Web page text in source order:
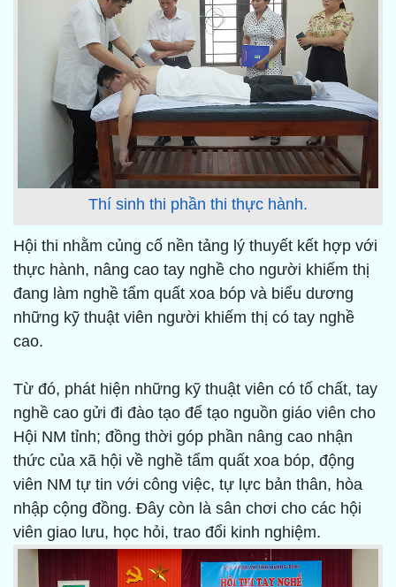
Thí sinh thi phần thi thực hành.
Hội thi nhằm củng cố nền tảng lý thuyết kết hợp với
thực hành, nâng cao tay nghề cho người khiếm thị
đang làm nghề tẩm quất xoa bóp và biểu dương
những kỹ thuật viên người khiếm thị có tay nghề
cao.
Từ đó, phát hiện những kỹ thuật viên có tố chất, tay
nghề cao gửi đi đào tạo để tạo nguồn giáo viên cho
Hội NM tỉnh; đồng thời góp phần nâng cao nhận
thức của xã hội về nghề tẩm quất xoa bóp, động
viên NM tự tin với công việc, tự lực bản thân, hòa
nhập cộng đồng. Đây còn là sân chơi cho các hội
viên giao lưu, học hỏi, trao đổi kinh nghiệm.